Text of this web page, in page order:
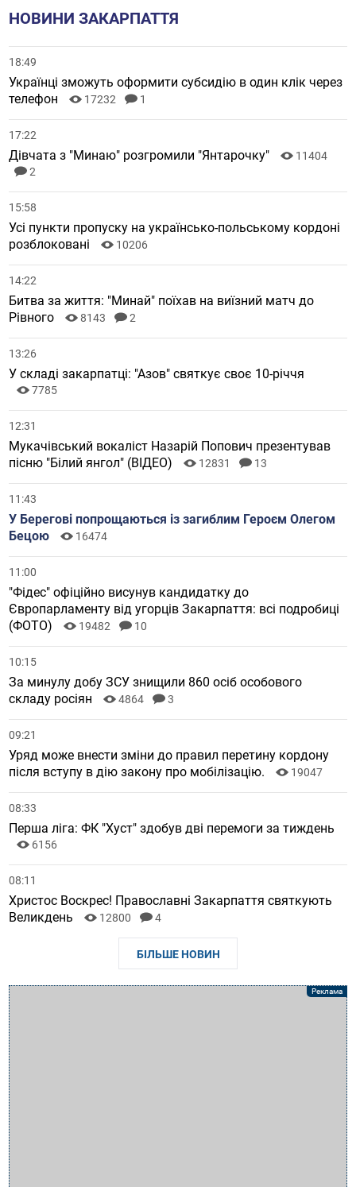
НОВИНИ ЗАКАРПАТТЯ
18:49
Українці зможуть оформити субсидію в один клік через
телефон
17232 1
17:22
Дівчата з "Минаю" розгромили "Янтарочку"
11404
2
15:58
Усі пункти пропуску на українсько-польському кордоні
розблоковані
10206
14:22
Битва за життя: "Минай" поїхав на виїзний матч до
Рівного
8143 2
13:26
У складі закарпатці: "Азов" святкує своє 10-річчя
7785
12:31
Мукачівський вокаліст Назарій Попович презентував
пісню "Білий янгол" (ВІДЕО)
12831 13
11:43
У Берегові попрощаються із загиблим Героєм Олегом
Бецою
16474
11:00
"Фідес" офіційно висунув кандидатку до
Європарламенту від угорців Закарпаття: всі подробиці
(ФОТО)
19482 10
10:15
За минулу добу ЗСУ знищили 860 осіб особового
складу росіян
4864 3
09:21
Уряд може внести зміни до правил перетину кордону
після вступу в дію закону про мобілізацію.
19047
08:33
Перша ліга: ФК "Хуст" здобув дві перемоги за тиждень
6156
08:11
Христос Воскрес! Православні Закарпаття святкують
Великдень
12800 4
БІЛЬШЕ НОВИН